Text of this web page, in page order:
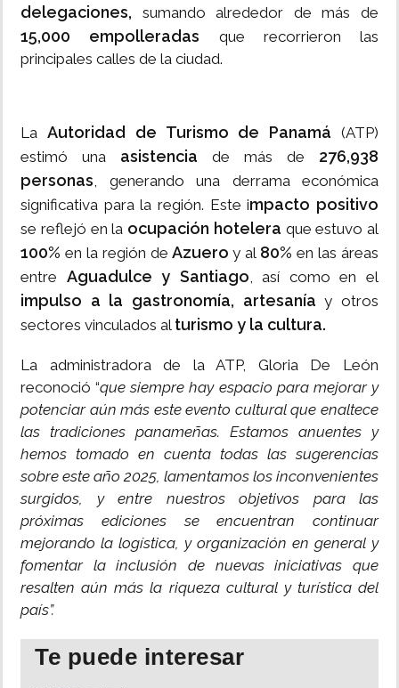
delegaciones, sumando alrededor de más de
15,000 empolleradas que recorrieron las
principales calles de la ciudad.
La Autoridad de Turismo de Panamá(ATP)
estimó una asistencia de más de 276,938
personas, generando una derrama económica
significativa para la región. Este impacto positivo
se reflejó en la ocupación hotelera que estuvo al
100% en la región de Azuero y al 80%en las áreas
entre Aguadulce y Santiago, así como en el
impulso a la gastronomía, artesanía y otros
sectores vinculados al turismo y la cultura.
La administradora de la ATP, Gloria De León
reconoció “que siempre hay espacio para mejorar y
potenciar aún más este evento cultural que enaltece
las tradiciones panameñas. Estamos anuentes y
hemos tomado en cuenta todas las sugerencias
sobre este año 2025, lamentamos los inconvenientes
surgidos, y entre nuestros objetivos para las
próximas ediciones se encuentran continuar
mejorando la logística, y organización en general y
fomentar la inclusión de nuevas iniciativas que
resalten aún más la riqueza cultural y turística del
país”.
Te puede interesar